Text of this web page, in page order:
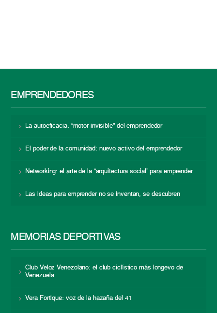
EMPRENDEDORES
La autoeficacia: “motor invisible” del emprendedor
El poder de la comunidad: nuevo activo del emprendedor
Networking: el arte de la “arquitectura social” para emprender
Las ideas para emprender no se inventan, se descubren
MEMORIAS DEPORTIVAS
Club Veloz Venezolano: el club ciclístico más longevo de
Venezuela
Vera Fortique: voz de la hazaña del 41